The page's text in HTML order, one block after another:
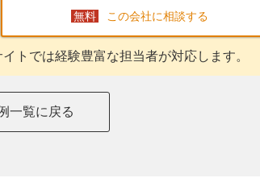
この会社に相談する
トでは経験豊富な担当者が対応します。
一覧に戻る